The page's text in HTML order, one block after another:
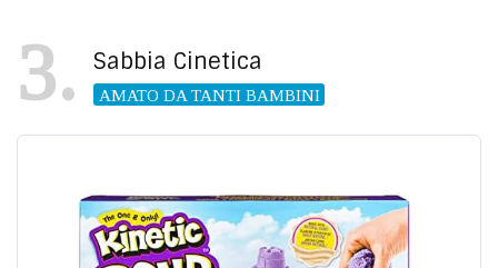
3 Sabbia Cinetica
AMATO DA TANTI BAMBINI